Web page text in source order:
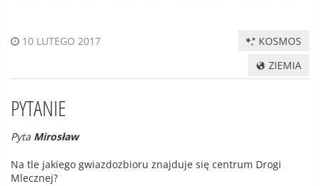
10 LUTEGO 2017
KOSMOS
ZIEMIA
PYTANIE
Pyta Mirosław
Na tle jakiego gwiazdozbioru znajduje się centrum Drogi
Mlecznej?